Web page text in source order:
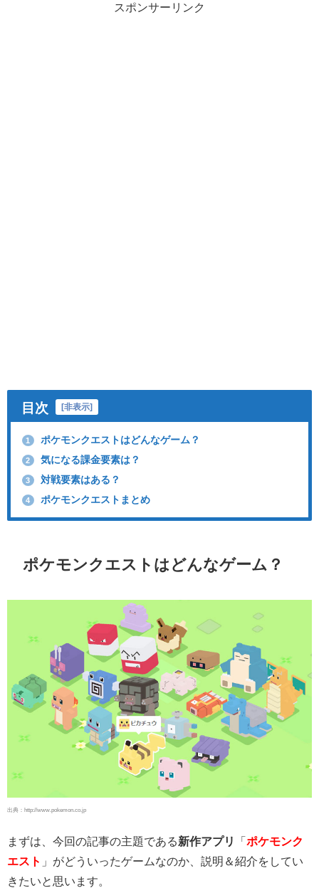
スポンサーリンク
目次 [非表示]
1 ポケモンクエストはどんなゲーム？
2 気になる課金要素は？
3 対戦要素はある？
4 ポケモンクエストまとめ
ポケモンクエストはどんなゲーム？
出典：http://www.pokemon.co.jp
まずは、今回の記事の主題である新作アプリ 「 ポケモンク
エスト 」がどういったゲームなのか、説明＆紹介をしてい
きたいと思います。